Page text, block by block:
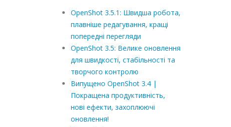
OpenShot 3.5.1: Швидша робота,
плавніше редагування, кращі
попередні перегляди
OpenShot 3.5: Велике оновлення
для швидкості, стабільності та
творчого контролю
Випущено OpenShot 3.4 |
Покращена продуктивність,
нові ефекти, захоплюючі
оновлення!